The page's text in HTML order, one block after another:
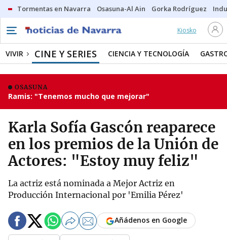
Tormentas en Navarra Osasuna-Al Ain Gorka Rodríguez
Kiosko
VIVIR CINE Y SERIES CIENCIA Y TECNOLOGÍA
OSASUNA
Ramis: "Tenemos mucho que mejorar"
Karla Sofía Gascón reaparece
en los premios de la Unión de
Actores: "Estoy muy feliz"
La actriz está nominada a Mejor Actriz en
Producción Internacional por 'Emilia Pérez'
Añádenos en Google